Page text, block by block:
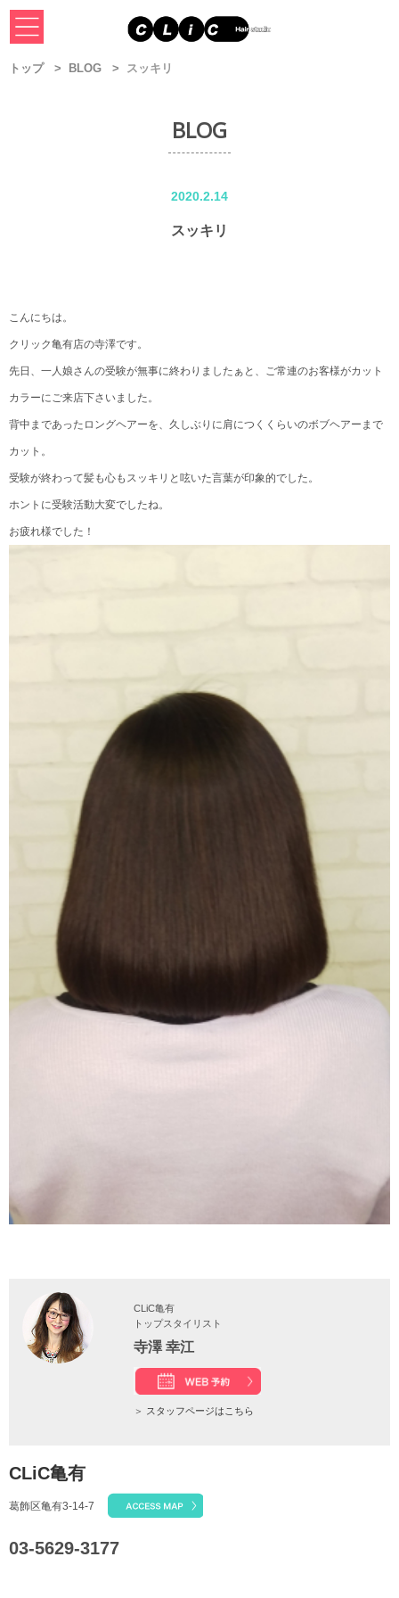
トップ BLOG スッキリ
BLOG
2020.2.14
スッキリ
こんにちは。
クリック亀有店の寺澤です。
先日、一人娘さんの受験が無事に終わりましたぁと、ご常連のお客様がカット
カラーにご来店下さいました。
背中まであったロングヘアーを、久しぶりに肩につくくらいのボブヘアーまで
カット。
受験が終わって髪も心もスッキリと呟いた言葉が印象的でした。
ホントに受験活動大変でしたね。
お疲れ様でした！
CLiC亀有
トップスタイリスト
寺澤 幸江
＞ スタッフページはこちら
CLiC亀有
葛飾区亀有3-14-7
03-5629-3177